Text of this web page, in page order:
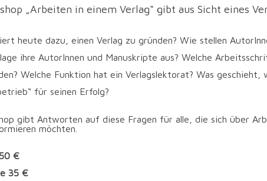
„Arbeiten in einem Verlag“ gibt aus Sicht eines
heute dazu, einen Verlag zu gründen? Wie stellen
ihre AutorInnen und Manuskripte aus? Welche
Welche Funktion hat ein Verlagslektorat? Was
für seinen Erfolg?
gibt Ant­wor­ten auf die­se Fra­gen für alle, die sich über
möchten.
€
35 €